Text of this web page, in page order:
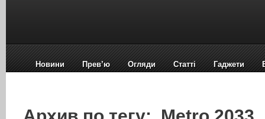
Новини Прев’ю Огляди Статті Гаджети